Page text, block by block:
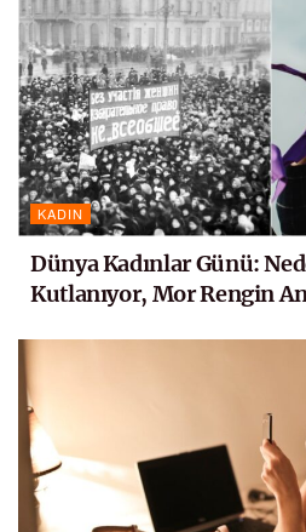
KADIN
Dünya Kadınlar Günü:
Kutlanıyor, Mor Rengin